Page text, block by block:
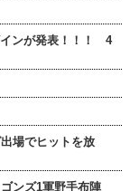
インが発表！！！ 4
場でヒットを放
ンズ1軍野手布陣